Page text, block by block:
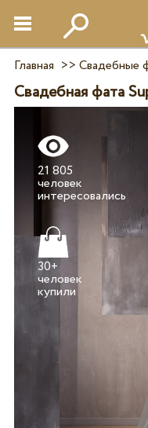
Главная >> Свадебные
Свадебная фата
21 805
человек
30+
человек